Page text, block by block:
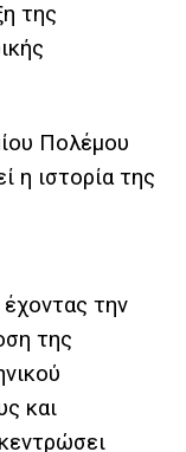
της
Πολέμου
η ιστορία της
την
της
και